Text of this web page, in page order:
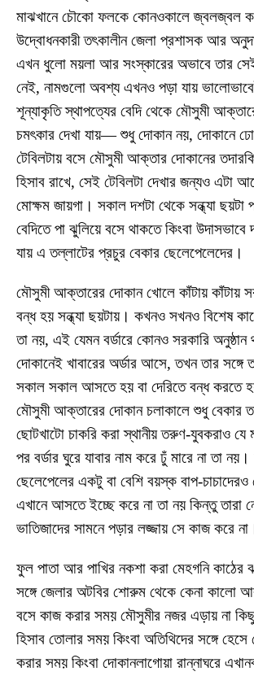
মাঝখানে চৌকো ফলকে কোনওকালে জ্বলজ্বল
উদ্বোধনকারী তৎকালীন জেলা প্রশাসক আর
এখন ধুলো ময়লা আর সংস্কারের অভাবে তার
নেই, নামগুলো অবশ্য এখনও পড়া যায়
শূন্যাকৃতি স্থাপত্যের বেদি থেকে মৌসুমী
চমৎকার দেখা যায়— শুধু দোকান নয়, দোকানে
টেবিলটায় বসে মৌসুমী আক্তার দোকানের
হিসাব রাখে, সেই টেবিলটা দেখার জন্যও এটা
মোক্ষম জায়গা। সকাল দশটা থেকে সন্ধ্যা ছয়টা
বেদিতে পা ঝুলিয়ে বসে থাকতে কিংবা উদাসভাবে
যায় এ তল্লাটের প্রচুর বেকার ছেলেপেলেদের।
মৌসুমী আক্তারের দোকান খোলে কাঁটায় কাঁটায়
বন্ধ হয় সন্ধ্যা ছয়টায়। কখনও সখনও বিশেষ
তা নয়, এই যেমন বর্ডারে কোনও সরকারি অনুষ্ঠান
দোকানেই খাবারের অর্ডার আসে, তখন তার সঙ্গে
সকাল সকাল আসতে হয় বা দেরিতে বন্ধ করতে
মৌসুমী আক্তারের দোকান চলাকালে শুধু বেকার
ছোটখাটো চাকরি করা স্থানীয় তরুণ-যুবকরাও যে
পর বর্ডার ঘুরে যাবার নাম করে ঢুঁ মারে না তা
ছেলেপেলের একটু বা বেশি বয়স্ক বাপ-চাচাদেরও
এখানে আসতে ইচ্ছে করে না তা নয় কিন্তু তারা
ভাতিজাদের সামনে পড়ার লজ্জায় সে কাজ করে
ফুল পাতা আর পাখির নকশা করা মেহগনি কাঠের
সঙ্গে জেলার অটবির শোরুম থেকে কেনা কালো
বসে কাজ করার সময় মৌসুমীর নজর এড়ায় না
হিসাব তোলার সময় কিংবা অতিথিদের সঙ্গে
করার সময় কিংবা দোকানলাগোয়া রান্নাঘরে